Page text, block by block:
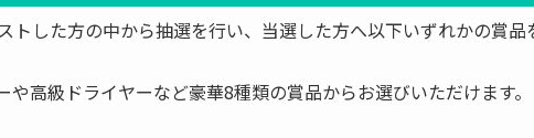
トした方の中から抽選を行い、当選した方へ以下いずれかの賞品
高級ドライヤーなど豪華8種類の賞品からお選びいただけます。